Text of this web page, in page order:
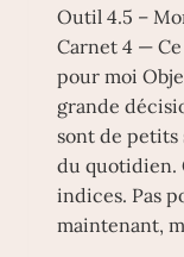
Outil 4.5 –
Carnet 4 —
pour moi
grande
sont de petits
du quotidien.
indices. Pas
maintenant,